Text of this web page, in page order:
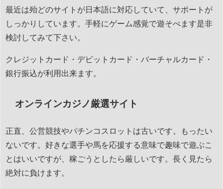
最近は殆どのサイトが日本語に対応していて、サポートが
しっかりしています。手軽にゲーム感覚で遊そべます是非
検討してみて下さい。
クレジットカード・デビットカード・バーチャルカード・
銀行振込が利用出来ます。
オンラインカジノ厳選サイト
正直、公営競技やパチンコスロットは古いです。もったい
ないです。好きな選手や馬を応援する意味で趣味で遊ぶこ
とはいいですが、稼ごうとしたら厳しいです。長く見たら
絶対に負けます。